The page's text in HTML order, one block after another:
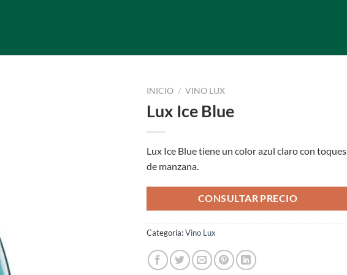
INICIO / VINO LUX
Lux Ice Blue
Lux Ice Blue tiene un color azul claro con toques
de manzana.
CONSULTAR PRECIO
Categoría:Vino Lux